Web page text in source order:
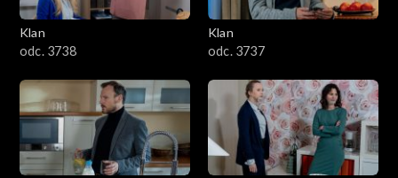
Klan
odc. 3738
Klan
odc. 3737